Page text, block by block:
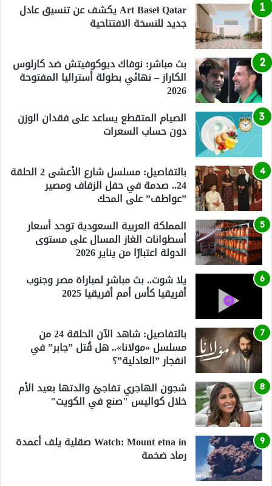
Art Basel Qatar يكشف عن تنسيق عادل
جديد للنسخة الافتتاحية
بث مباشر: نوفاك ديوكوفيتش ضد كارلوس
الكاراز – نهائي بطولة أستراليا المفتوحة
2026
الصيام المتقطع يساعد على فقدان الوزن
دون حساب السعرات
بالتفاصيل: مسلسل شارع الأعشى 2 الحلقة
24.. صدمة في حفل الزفاف ومصير
”عواطف” على المحك
المملكة العربية السعودية توحد أسعار
أسطوانات الغاز المسال على مستوى
الدولة اعتبارًا من يناير 2026
يلا شوت.. بث مباشر لمباراة مصر وجنوب
أفريقيا كأس أمم أفريقيا 2025
بالتفاصيل: شاهد الآن الحلقة 24 من
مسلسل «مولانا».. هل قُتل ”جابر” في
انفجار ”العادلية”؟
شجون الهاجري تفاجئ والدتها بعيد الأم
خلال كواليس "صنع في الكويت"
Watch: Mount etna in صقلية يلف أعمدة
رماد ضخمة